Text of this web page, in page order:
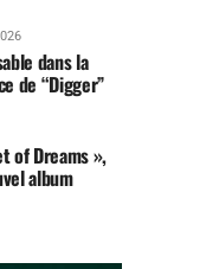
dans la
de “Digger”
of Dreams »,
album